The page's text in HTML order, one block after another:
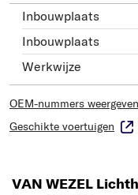
Inbouwplaats
Inbouwplaats
Werkwijze
OEM-nummers weergeven
Geschikte voertuigen
VAN WEZEL